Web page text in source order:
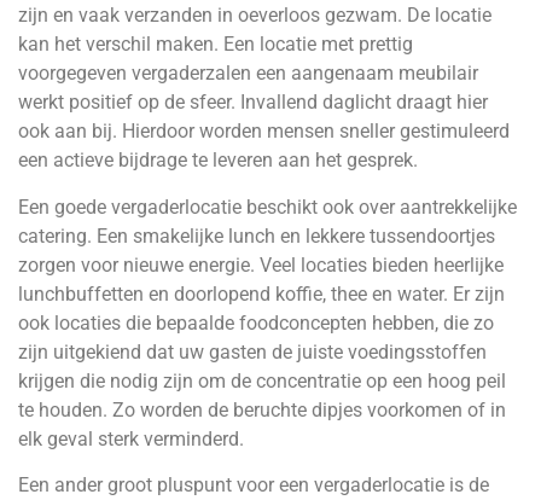
zijn en vaak verzanden in oeverloos gezwam. De locatie
kan het verschil maken. Een locatie met prettig
voorgegeven vergaderzalen een aangenaam meubilair
werkt positief op de sfeer. Invallend daglicht draagt hier
ook aan bij. Hierdoor worden mensen sneller gestimuleerd
een actieve bijdrage te leveren aan het gesprek.
Een goede vergaderlocatie beschikt ook over aantrekkelijke
catering. Een smakelijke lunch en lekkere tussendoortjes
zorgen voor nieuwe energie. Veel locaties bieden heerlijke
lunchbuffetten en doorlopend koffie, thee en water. Er zijn
ook locaties die bepaalde foodconcepten hebben, die zo
zijn uitgekiend dat uw gasten de juiste voedingsstoffen
krijgen die nodig zijn om de concentratie op een hoog peil
te houden. Zo worden de beruchte dipjes voorkomen of in
elk geval sterk verminderd.
Een ander groot pluspunt voor een vergaderlocatie is de